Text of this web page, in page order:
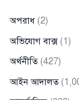
বাংলাদেশ
রিপাবলিক
অপরাধ (2)
অভিযোগ বাক্স(1)
অর্থনীতি(427)
আইন আদালত